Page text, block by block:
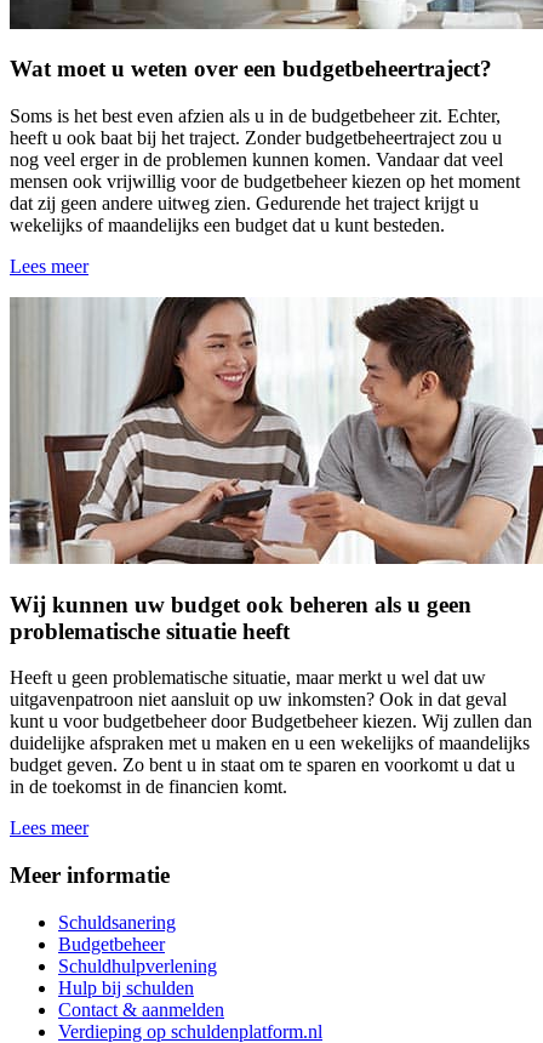
Wat moet u weten over een budgetbeheertraject?
Soms is het best even afzien als u in de budgetbeheer zit. Echter,
heeft u ook baat bij het traject. Zonder budgetbeheertraject zou u
nog veel erger in de problemen kunnen komen. Vandaar dat veel
mensen ook vrijwillig voor de budgetbeheer kiezen op het moment
dat zij geen andere uitweg zien. Gedurende het traject krijgt u
wekelijks of maandelijks een budget dat u kunt besteden.
Lees meer
Wij kunnen uw budget ook beheren als u geen
problematische situatie heeft
Heeft u geen problematische situatie, maar merkt u wel dat uw
uitgavenpatroon niet aansluit op uw inkomsten? Ook in dat geval
kunt u voor budgetbeheer door Budgetbeheer kiezen. Wij zullen dan
duidelijke afspraken met u maken en u een wekelijks of maandelijks
budget geven. Zo bent u in staat om te sparen en voorkomt u dat u
in de toekomst in de financien komt.
Lees meer
Meer informatie
Schuldsanering
Budgetbeheer
Schuldhulpverlening
Hulp bij schulden
Contact & aanmelden
Verdieping op schuldenplatform.nl